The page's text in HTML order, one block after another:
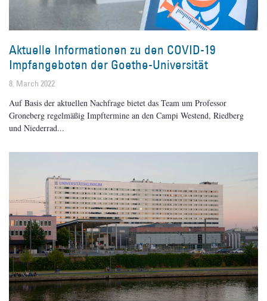
Aktuelle Informationen zu den COVID-19
Impfangeboten der Goethe-Universität
8. March 2022
Auf Basis der aktuellen Nachfrage bietet das Team um Professor
Groneberg regelmäßig Impftermine an den Campi Westend, Riedberg
und Niederrad